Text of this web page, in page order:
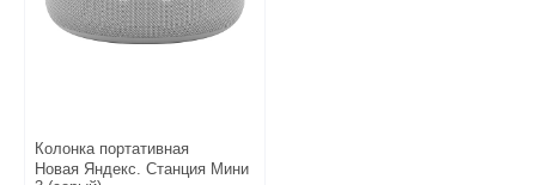
Колонка портативная
Новая Яндекс. Станция Мини